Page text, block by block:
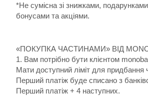
*Не сумісна зі знижками,
бонусами та акціями.
«ПОКУПКА ЧАСТИНАМИ» ВІД
1. Вам потрібно бути клієнтом
Мати доступний ліміт для придбання
Перший платіж буде списано з
Перший платіж + 4 наступних.